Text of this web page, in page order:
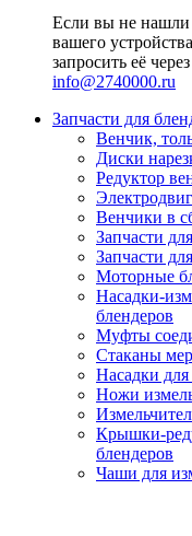
Если вы не нашли
вашего
запросить её через
info@2740000.ru
Запчасти для
Венчик,
Диски
Редуктор
Венчики в
Запчасти
Запчасти
Моторные
Насадки-
блендеров
Муфты
Стаканы
Насадки
Ножи
Крышки-
блендеров
Чаши для